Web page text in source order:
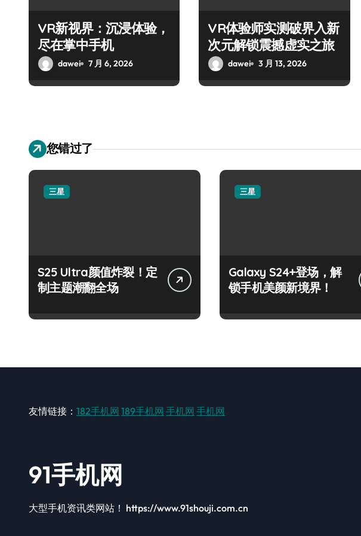
VR新视界：沉浸体验，
尽在掌中手机
dawei 7 月 6, 2026
VR体验师实测破界入新
次元解锁震撼虚实之旅
dawei 3 月 13, 2026
您错过了
三星
S25 Ultra颜值炸裂！定
制主题潮翻全场
三星
Galaxy S24+登场，解
锁手机美颜新境界！
友情链接： 182手机网 189手机网 手机网 手机网
91手机网
大型手机资讯类网站！ https://www.91shouji.com.cn